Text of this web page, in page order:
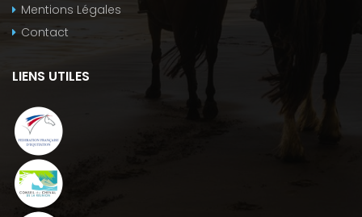
Mentions Légales
Contact
LIENS UTILES